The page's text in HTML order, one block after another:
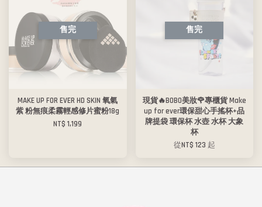
售完
MAKE UP FOR EVER HD SKIN 氧氣
紫 粉無痕柔霧輕感修片蜜粉18g
NT$ 1,199
售完
現貨🔥BOBO美妝🌹專櫃貨 Make
up for ever環保甜心手搖杯+品
牌提袋 環保杯 水壺 水杯 大象
杯
從NT$ 123 起